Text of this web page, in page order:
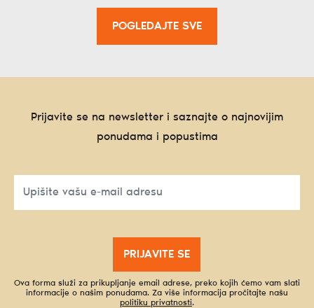
POGLEDAJTE SVE
Prijavite se na newsletter i saznajte o najnovijim
ponudama i popustima
PRIJAVITE SE
Ova forma služi za prikupljanje email adrese, preko kojih ćemo vam slati
informacije o našim ponudama. Za više informacija pročitajte našu
politiku privatnosti.